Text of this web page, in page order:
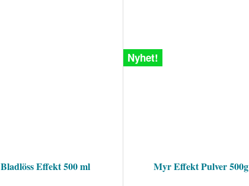
Bladlöss Effekt 500 ml Myr Effekt Pulver 500g
Nyhet!